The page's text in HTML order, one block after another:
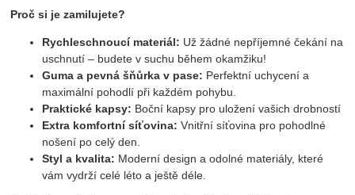
Proč si je zamilujete?
Rychleschnoucí materiál: Už žádné nepříjemné čekání na
uschnutí – budete v suchu během okamžiku!
Guma a pevná šňůrka v pase: Perfektní uchycení a
maximální pohodlí při každém pohybu.
Praktické kapsy: Boční kapsy pro uložení vašich drobností
Extra komfortní síťovina: Vnitřní síťovina pro pohodlné
nošení po celý den.
Styl a kvalita: Moderní design a odolné materiály, které
vám vydrží celé léto a ještě déle.